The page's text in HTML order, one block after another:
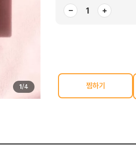
1 /4
− +
찜하기